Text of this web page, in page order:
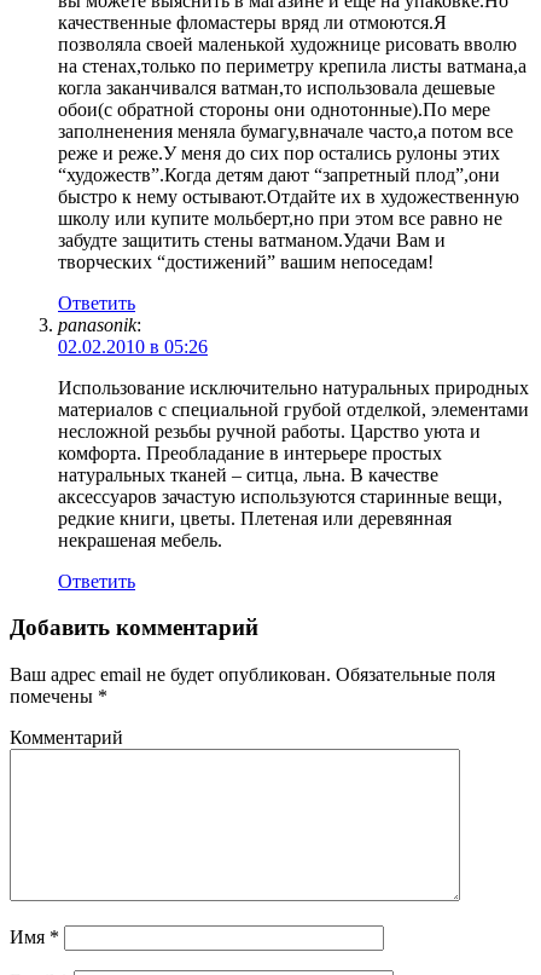
качественные фломастеры вряд ли отмоются.Я
позволяла своей маленькой художнице рисовать вволю
на стенах,только по периметру крепила листы ватмана,а
когла заканчивался ватман,то использовала дешевые
обои(с обратной стороны они однотонные).По мере
заполненения меняла бумагу,вначале часто,а потом все
реже и реже.У меня до сих пор остались рулоны этих
“художеств”.Когда детям дают “запретный плод”,они
быстро к нему остывают.Отдайте их в художественную
школу или купите мольберт,но при этом все равно не
забудте защитить стены ватманом.Удачи Вам и
творческих “достижений” вашим непоседам!
Ответить
panasonik:
02.02.2010 в 05:26
Использование исключительно натуральных природных
материалов с специальной грубой отделкой, элементами
несложной резьбы ручной работы. Царство уюта и
комфорта. Преобладание в интерьере простых
натуральных тканей – ситца, льна. В качестве
аксессуаров зачастую используются старинные вещи,
редкие книги, цветы. Плетеная или деревянная
некрашеная мебель.
Ответить
Добавить комментарий
Ваш адрес email не будет опубликован. Обязательные поля
помечены *
Комментарий
Имя *